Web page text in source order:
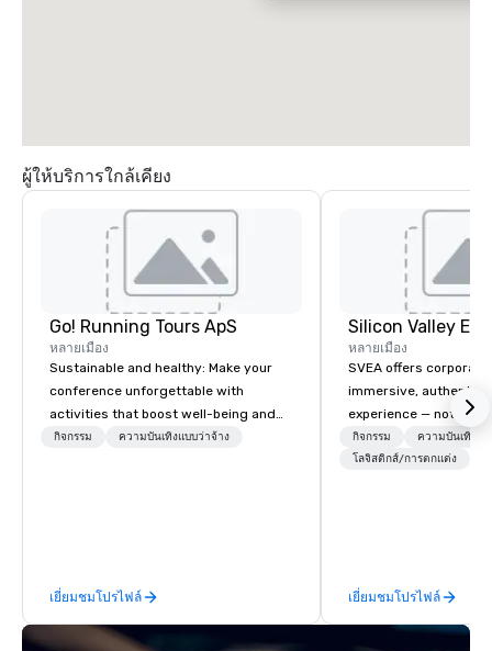
ผู้ให้บริการใกล้เคียง
Go! Running Tours ApS
หลายเมือง
Sustainable and healthy: Make your
conference unforgettable with
activities that boost well-being and
lower carbon footprints. Explore the
กิจกรรม ความบันเทิงแบบว่าจ้าง
เยี่ยมชมโปรไฟล์
หลายเมือง
SVEA offers
immersive, authentic
experience — not a
transformation. We
facilitate custom
offsites. Whether
think like a Silicon
กิจกรรม
ความบันเทิงแบ
โลจิสติกส์/การตกแต่ง
เยี่ยมชมโปรไฟล์